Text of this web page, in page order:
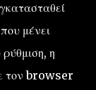
μένει
η
τον browser